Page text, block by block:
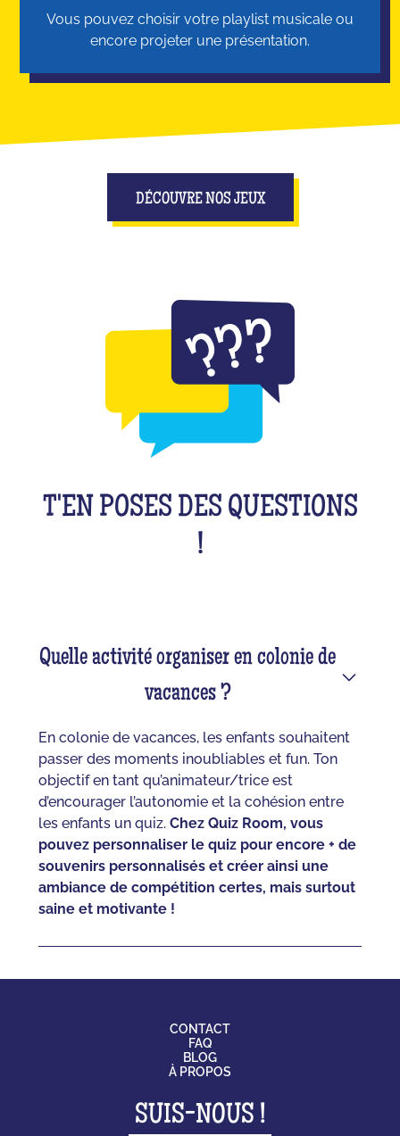
Vous pouvez choisir votre playlist musicale ou
encore projeter une présentation.
DÉCOUVRE NOS JEUX
T'EN POSES DES QUESTIONS
!
Quelle activité organiser en colonie de
vacances ?
En colonie de vacances, les enfants souhaitent
passer des moments inoubliables et fun. Ton
objectif en tant qu’animateur/trice est
d’encourager l’autonomie et la cohésion entre
les enfants un quiz. Chez Quiz Room, vous
pouvez personnaliser le quiz pour encore + de
souvenirs personnalisés et créer ainsi une
ambiance de compétition certes, mais surtout
saine et motivante !
CONTACT
FAQ
BLOG
À PROPOS
SUIS-NOUS !